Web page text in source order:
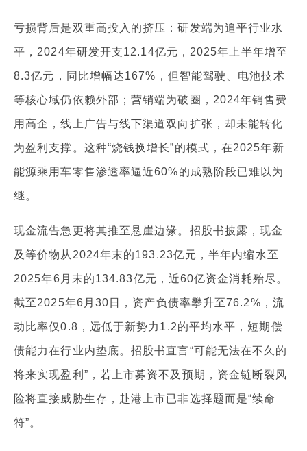
亏损背后是双重高投入的挤压：研发端为追平行业水
平，2024年研发开支12.14亿元，2025年上半年增至
8.3亿元，同比增幅达167%，但智能驾驶、电池技术
等核心域仍依赖外部；营销端为破圈，2024年销售费
用高企，线上广告与线下渠道双向扩张，却未能转化
为盈利支撑。这种“烧钱换增长”的模式，在2025年新
能源乘用车零售渗透率逼近60%的成熟阶段已难以为
继。
现金流告急更将其推至悬崖边缘。招股书披露，现金
及等价物从2024年末的193.23亿元，半年内缩水至
2025年6月末的134.83亿元，近60亿资金消耗殆尽。
截至2025年6月30日，资产负债率攀升至76.2%，流
动比率仅0.8，远低于新势力1.2的平均水平，短期偿
债能力在行业内垫底。招股书直言“可能无法在不久的
将来实现盈利”，若上市募资不及预期，资金链断裂风
险将直接威胁生存，赴港上市已非选择题而是“续命
符”。